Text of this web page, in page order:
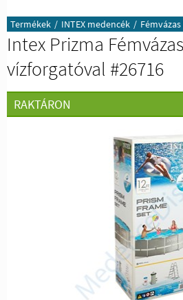
Termékek / INTEX medencék /
Intex Prizma
vízforgatóval #26716
RAKTÁRON